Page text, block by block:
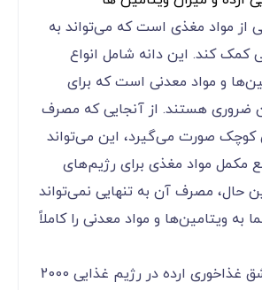
از مواد مغذی است که می‌تواند به
کمک کند. این دانه شامل انواع
و مواد معدنی است که برای
ضروری هستند. از آنجایی که مصرف
کوچک صورت می‌گیرد، این می‌تواند
مکمل مواد مغذی برای رژیم‌های
حال، مصرف آن به تنهایی نمی‌تواند
به ویتامین‌ها و مواد معدنی را کاملاً
با مصرف یک قاشق غذاخوری ارده در رژیم غذایی 2000